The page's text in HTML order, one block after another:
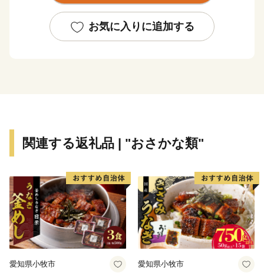
東日本大震災で一度は壊滅的な被害を受けた地元産業で
したが、全国の皆様からのご支援を受け、魅力的な特産
お気に入りに追加する
関連する返礼品 | "おさかな類"
愛知県小牧市 愛知県小牧市